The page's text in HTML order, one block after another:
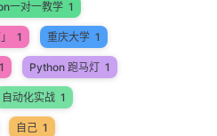
一对一教学 1
1 重庆大学 1
1 Python 跑马灯 1
自动化实战 1
自己 1